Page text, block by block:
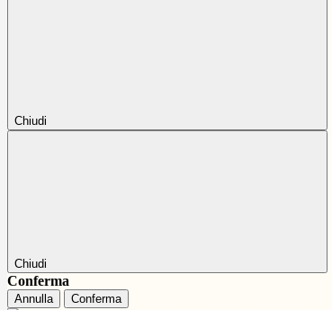
Chiudi
Chiudi
Conferma
Annulla Conferma